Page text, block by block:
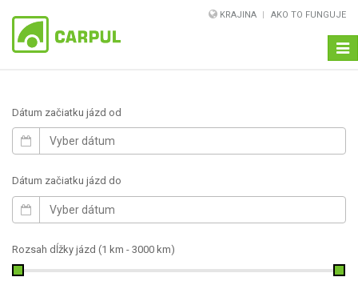
KRAJINA AKO TO FUNGUJE
Dátum začiatku jázd od
Dátum začiatku jázd do
Rozsah dĺžky jázd (1 km - 3000 km)